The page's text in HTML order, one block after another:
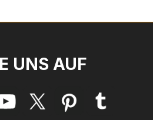
UNS AUF